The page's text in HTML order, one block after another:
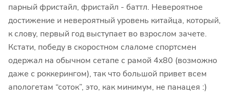
парный фристайл, фристайл - баттл. Невероятное
достижение и невероятный уровень китайца, который,
к слову, первый год выступает во взрослом зачете.
Кстати, победу в скоростном слаломе спортсмен
одержал на обычном сетапе с рамой 4x80 (возможно
даже с роккерингом), так что большой привет всем
апологетам “соток”, это, как минимум, не панацея :)